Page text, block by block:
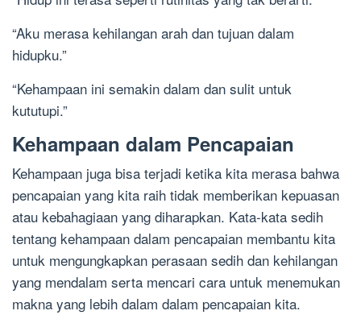
“Aku merasa kehilangan arah dan tujuan dalam
hidupku.”
“Kehampaan ini semakin dalam dan sulit untuk
kututupi.”
Kehampaan dalam Pencapaian
Kehampaan juga bisa terjadi ketika kita merasa bahwa
pencapaian yang kita raih tidak memberikan kepuasan
atau kebahagiaan yang diharapkan. Kata-kata sedih
tentang kehampaan dalam pencapaian membantu kita
untuk mengungkapkan perasaan sedih dan kehilangan
yang mendalam serta mencari cara untuk menemukan
makna yang lebih dalam dalam pencapaian kita.